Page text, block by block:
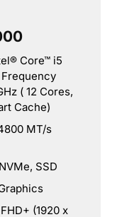
Core™ i5
( 12 Cores,
Cache)
MT/s
SSD
(1920 x